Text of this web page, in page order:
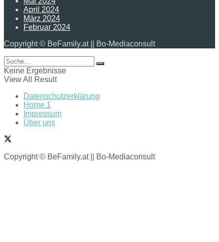
April 2024
März 2024
Februar 2024
Copyright © BeFamily.at || Bo-Mediaconsult
Keine Ergebnisse
View All Result
Datenschutzerklärung
Home 1
Impressum
Über uns
Copyright © BeFamily.at || Bo-Mediaconsult